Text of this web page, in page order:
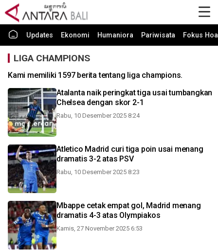
Updates Ekonomi Humaniora Pariwisata Fokus
LIGA CHAMPIONS
Kami memiliki 1597 berita tentang liga champions.
Atalanta naik peringkat tiga usai tumbangkan
Chelsea dengan skor 2-1
Rabu, 10 Desember 2025 8:24
Atletico Madrid curi tiga poin usai menang
dramatis 3-2 atas PSV
Rabu, 10 Desember 2025 8:23
Mbappe cetak empat gol, Madrid menang
dramatis 4-3 atas Olympiakos
Kamis, 27 November 2025 6:53